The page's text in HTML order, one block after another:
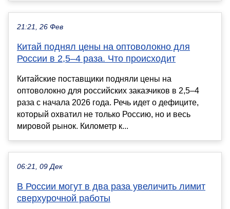
21:21, 26 Фев
Китай поднял цены на оптоволокно для
России в 2,5–4 раза. Что происходит
Китайские поставщики подняли цены на
оптоволокно для российских заказчиков в 2,5–4
раза с начала 2026 года. Речь идет о дефиците,
который охватил не только Россию, но и весь
мировой рынок. Километр к...
06:21, 09 Дек
В России могут в два раза увеличить лимит
сверхурочной работы